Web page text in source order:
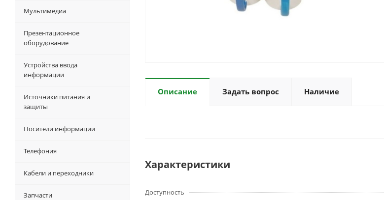
Описание Задать вопрос Наличие
Характеристики
Доступность
Мультимедиа
Презентационное
оборудование
Устройства ввода
информации
Источники питания и
защиты
Носители информации
Телефония
Кабели и переходники
Запчасти